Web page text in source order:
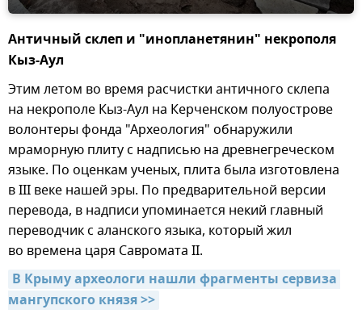
Античный склеп и "инопланетянин" некрополя
Кыз-Аул
Этим летом во время расчистки античного склепа
на некрополе Кыз-Аул на Керченском полуострове
волонтеры фонда "Археология" обнаружили
мраморную плиту с надписью на древнегреческом
языке. По оценкам ученых, плита была изготовлена
в III веке нашей эры. По предварительной версии
перевода, в надписи упоминается некий главный
переводчик с аланского языка, который жил
во времена царя Савромата II.
В Крыму археологи нашли фрагменты сервиза
мангупского князя >>